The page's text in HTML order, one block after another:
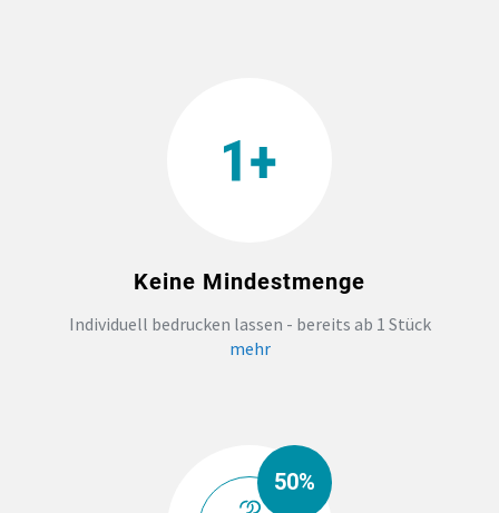
Keine Mindestmenge
Individuell bedrucken lassen - bereits ab 1 Stück
mehr
50%